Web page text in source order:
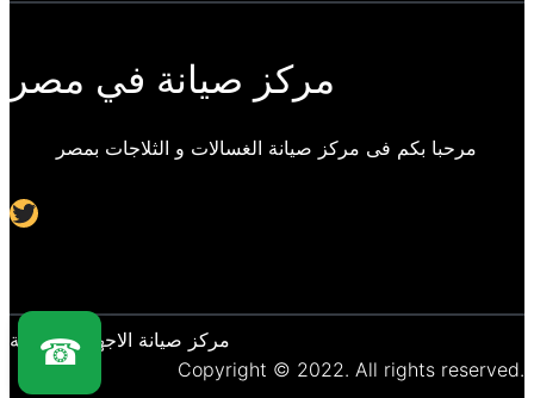
مركز صيانة في مصر
مرحبا بكم فى مركز صيانة الغسالات و الثلاجات بمصر
Twitter
مركز صيانة الاجهزة المنزلية
Copyright © 2022. All rights reserved.
☎